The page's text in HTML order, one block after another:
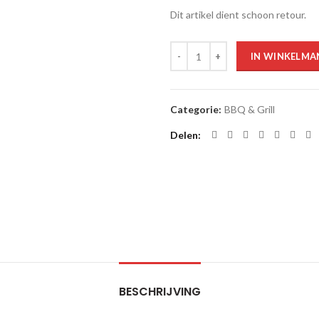
Dit artikel dient schoon retour.
IN
Categorie: BBQ & Grill
Delen
BESCHRIJVING